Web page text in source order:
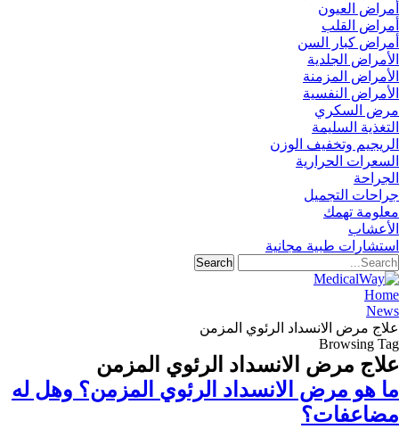
أمراض العيون
أمراض القلب
أمراض كبار السن
الأمراض الجلدية
الأمراض المزمنة
الأمراض النفسية
مرض السكري
التغذية السليمة
الريجيم وتخفيف الوزن
السعرات الحرارية
الجراحة
جراحات التجميل
معلومة تهمك
الأعشاب
استشارات طبية مجانية
Home
News
علاج مرض الانسداد الرئوي المزمن
Browsing Tag
علاج مرض الانسداد الرئوي المزمن
ما هو مرض الانسداد الرئوي المزمن؟ وهل له
مضاعفات؟